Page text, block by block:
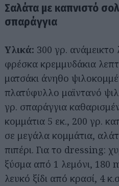
Σαλάτα με καπνιστό
σπαράγγια
Υλικά: 300 γρ. ανάμεικτο
φρέσκα κρεμμυδάκια
ματσάκι άνηθο
πλατύφυλλο μαϊντανό
γρ. σπαράγγια
κομμάτια 5 εκ., 200 γρ.
σε μεγάλα κομμάτια,
πιπέρι. Για το dressing:
ξύσμα από 1 λεμόνι, 180
λευκό ξίδι από κρασί, 4